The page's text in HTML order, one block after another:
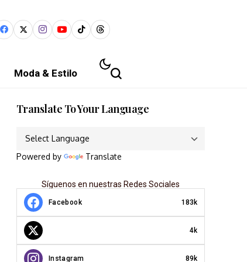
Moda & Estilo
Translate To Your Language
Powered by Translate
Síguenos en nuestras Redes Sociales
Facebook 183k
4k
Instagram 89k